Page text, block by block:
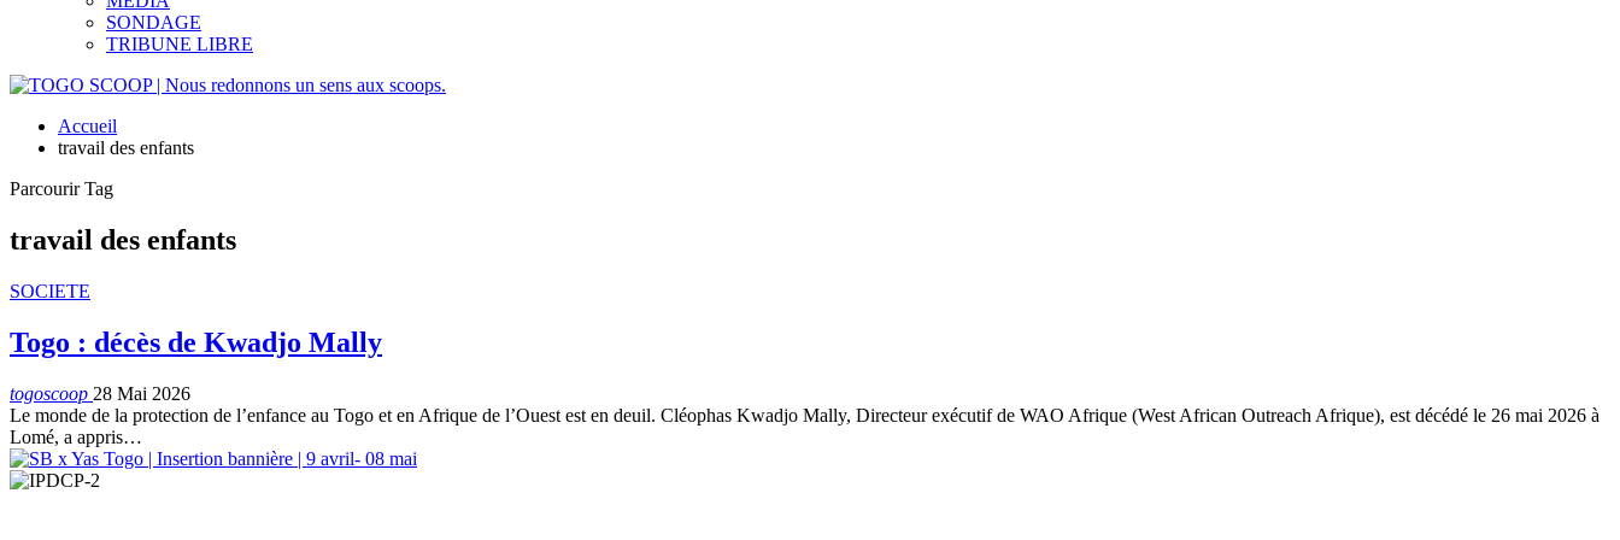
SONDAGE
TRIBUNE LIBRE
Accueil
travail des enfants
Parcourir Tag
travail des enfants
SOCIETE
Togo : décès de Kwadjo Mally
togoscoop 28 Mai 2026
Le monde de la protection de l’enfance au Togo et en Afrique de l’Ouest est en deuil. Cléophas Kwadjo Mally, Directeur exécutif de WAO Afrique (West African Outreach Afrique), est décédé le 26 mai 2026 à
Lomé, a appris…